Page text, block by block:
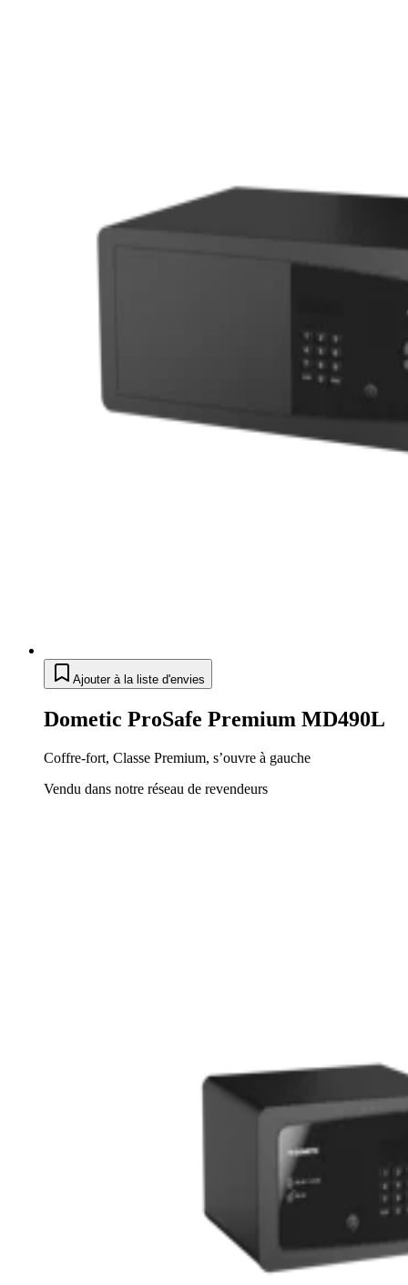
Ajouter à la liste d'envies
Dometic ProSafe Premium MD490L
Coffre-fort, Classe Premium, s’ouvre à gauche
Vendu dans notre réseau de revendeurs